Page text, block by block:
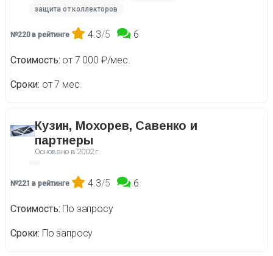
защита от коллекторов
№220 в рейтинге 4.3/5 6
Стоимость от 7 000 ₽/мес.
Сроки от 7 мес.
Кузин, Мохорев, Савенко и
партнеры
Основано в 2002 г.
№221 в рейтинге 4.3/5 6
Стоимость По запросу
Сроки По запросу